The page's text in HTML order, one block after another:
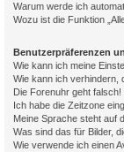
Warum werde ich
Wozu ist die Funktion
Benutzerpräferenzen
Wie kann ich meine
Wie kann ich verhindern,
Die Forenuhr geht falsch!
Ich habe die Zeitzone
Meine Sprache steht auf
Was sind das für Bilder,
Wie verwende ich einen